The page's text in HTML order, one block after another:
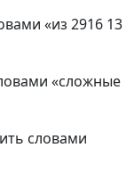
«из 2916 13
«сложные
словами